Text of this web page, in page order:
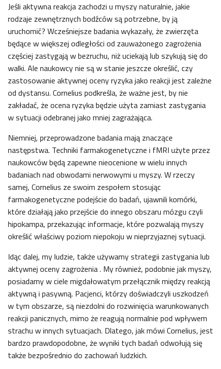
Jeśli aktywna reakcja zachodzi u myszy naturalnie, jakie
rodzaje zewnętrznych bodźców są potrzebne, by ją
uruchomić? Wcześniejsze badania wykazały, że zwierzęta
będące w większej odległości od zauważonego zagrożenia
częściej zastygają w bezruchu, niż uciekają lub szykują się do
walki. Ale naukowcy nie są w stanie jeszcze określić, czy
zastosowanie aktywnej oceny ryzyka jako reakcji jest zależne
od dystansu. Cornelius podkreśla, że ważne jest, by nie
zakładać, że ocena ryzyka będzie użyta zamiast zastygania
w sytuacji odebranej jako mniej zagrażająca.
Niemniej, przeprowadzone badania mają znaczące
następstwa. Techniki farmakogenetyczne i fMRI użyte przez
naukowców będą zapewne nieocenione w wielu innych
badaniach nad obwodami nerwowymi u myszy. W rzeczy
samej, Cornelius ze swoim zespołem stosując
farmakogenetyczne podejście do badań, ujawnili komórki,
które działają jako przejście do innego obszaru mózgu czyli
hipokampa, przekazując informacje, które pozwalają myszy
określić właściwy poziom niepokoju w nieprzyjaznej sytuacji.
Idąc dalej, my ludzie, także używamy strategii zastygania lub
aktywnej oceny zagrożenia . My również, podobnie jak myszy,
posiadamy w ciele migdałowatym przełącznik między reakcją
aktywną i pasywną. Pacjenci, którzy doświadczyli uszkodzeń
w tym obszarze, są niezdolni do rozwinięcia warunkowanych
reakcji panicznych, mimo że reagują normalnie pod wpływem
strachu w innych sytuacjach. Dlatego, jak mówi Cornelius, jest
bardzo prawdopodobne, że wyniki tych badań odwołują się
także bezpośrednio do zachowań ludzkich.